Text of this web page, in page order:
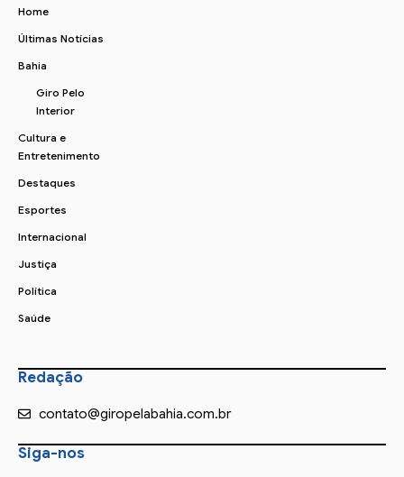
Home
Últimas Notícias
Bahia
Giro Pelo
Interior
Cultura e
Entretenimento
Destaques
Esportes
Internacional
Justiça
Política
Saúde
Redação
contato@giropelabahia.com.br
Siga-nos